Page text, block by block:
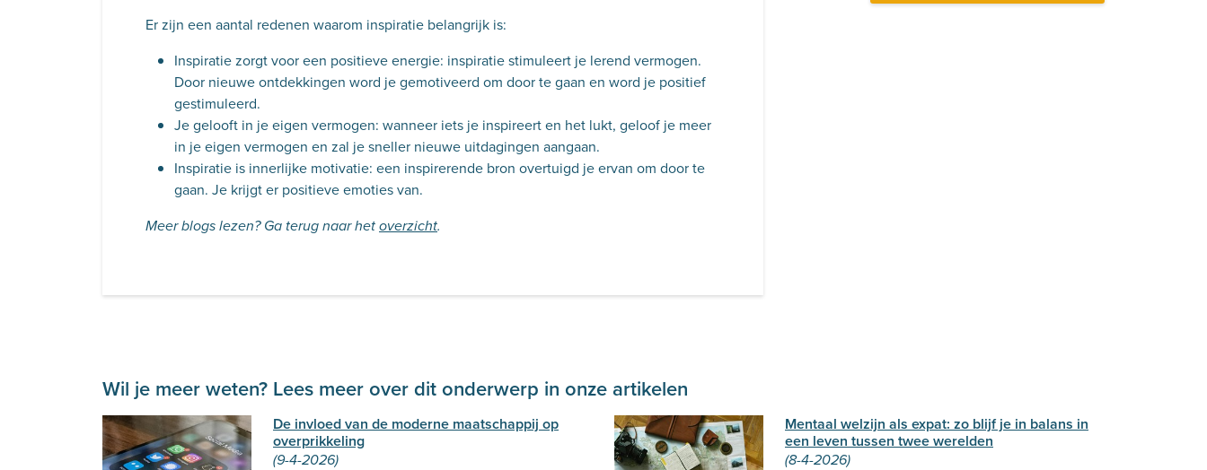
Er zijn een aantal redenen waarom inspiratie belangrijk is:
Inspiratie zorgt voor een positieve energie: inspiratie stimuleert je lerend vermogen.
Door nieuwe ontdekkingen word je gemotiveerd om door te gaan en word je positief
gestimuleerd.
Je gelooft in je eigen vermogen: wanneer iets je inspireert en het lukt, geloof je meer
in je eigen vermogen en zal je sneller nieuwe uitdagingen aangaan.
Inspiratie is innerlijke motivatie: een inspirerende bron overtuigd je ervan om door te
gaan. Je krijgt er positieve emoties van.
Meer blogs lezen? Ga terug naar het overzicht.
Wil je meer weten? Lees meer over dit onderwerp in onze artikelen
De invloed van de moderne maatschappij op
overprikkeling
(9-4-2026)
Mentaal welzijn als expat: zo blijf je in balans in
een leven tussen twee werelden
(8-4-2026)